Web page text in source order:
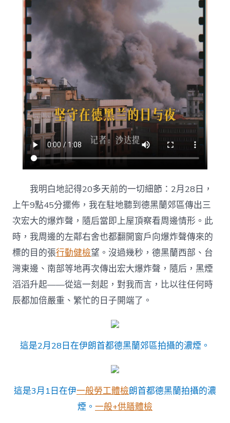
我明白地記得20多天前的一切細節：2月28日，
上午9點45分擺佈，我在駐地聽到德黑蘭郊區傳出三
次宏大的爆炸聲，隨后當即上屋頂察看周邊情形。此
時，我周邊的左鄰右舍也都翻開窗戶向爆炸聲傳來的
標的目的張行動健檢望。沒過幾秒，德黑蘭西部、台
灣東邊、南部等地再次傳出宏大爆炸聲，隨后，黑煙
滔滔升起——從這一刻起，對我而言，比以往任何時
辰都加倍嚴重、繁忙的日子開端了。
這是2月28日在伊朗首都德黑蘭郊區拍攝的濃煙。
這是3月1日在伊一般勞工體檢朗首都德黑蘭拍攝的濃
煙。 一般+供膳體檢